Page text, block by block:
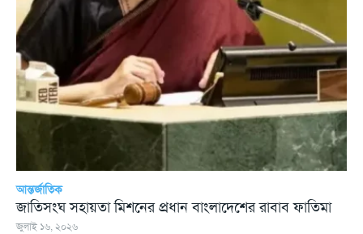
আন্তর্জাতিক
জাতিসংঘ সহায়তা মিশনের প্রধান বাংলাদেশের রাবাব ফাতিমা
জুলাই ১৬, ২০২৬